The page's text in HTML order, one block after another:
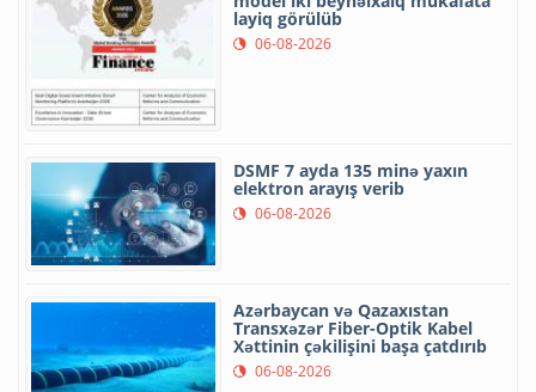
layiq görülüb
06-08-2026
DSMF 7 ayda 135 minə yaxın
elektron arayış verib
06-08-2026
Azərbaycan və Qazaxıstan
Transxəzər Fiber-Optik Kabel
Xəttinin çəkilişini başa çatdırıb
06-08-2026